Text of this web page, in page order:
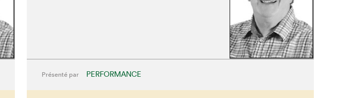
Présenté par PERFORMANCE